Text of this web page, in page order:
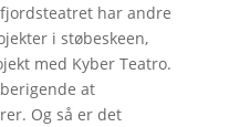
har andre
i støbeskeen,
med Kyber Teatro.
at
Og så er det